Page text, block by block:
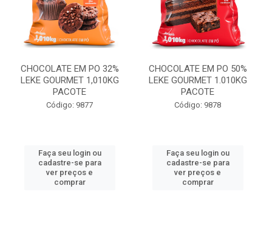
CHOCOLATE EM PO 32%
LEKE GOURMET 1,010KG
PACOTE
Código: 9877
Faça seu login ou
cadastre-se para
ver preços e
comprar
CHOCOLATE EM PO 50%
LEKE GOURMET 1.010KG
PACOTE
Código: 9878
Faça seu login ou
cadastre-se para
ver preços e
comprar